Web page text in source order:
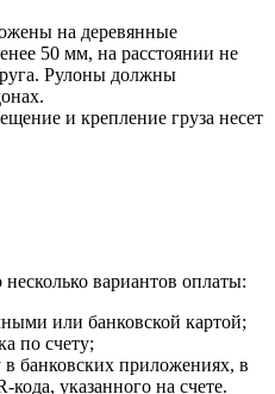
на деревянные
50 мм, на расстоянии не
Рулоны должны
и крепление груза несет
вариантов оплаты:
или банковской картой;
по счету;
банковских приложениях, в
указанного на счете.